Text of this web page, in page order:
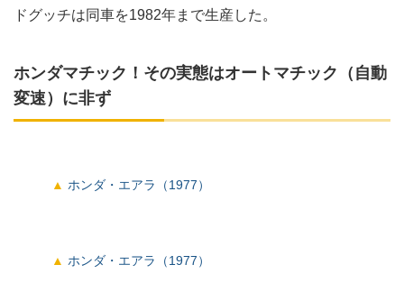
ドグッチは同車を1982年まで生産した。
ホンダマチック！その実態はオートマチック（自動
変速）に非ず
ホンダ・エアラ（1977）
ホンダ・エアラ（1977）